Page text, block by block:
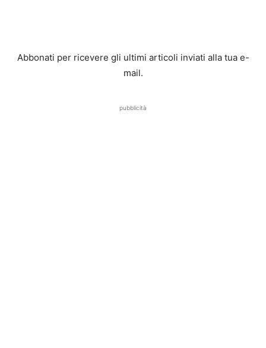
Abbonati per ricevere gli ultimi articoli inviati alla tua e-
mail.
pubblicità